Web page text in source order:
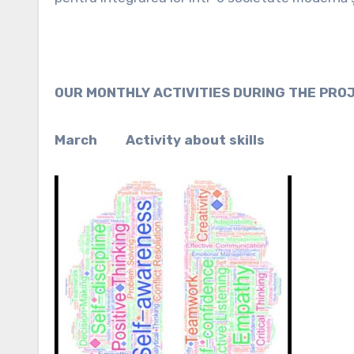
OUR MONTHLY ACTIVITIES DURING THE
March Activity about skills